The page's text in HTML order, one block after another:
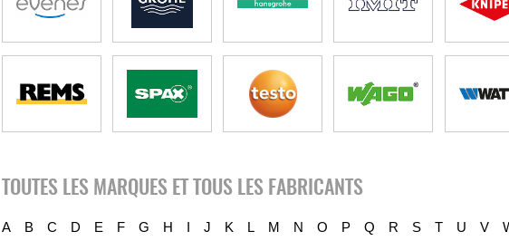
TOUTES LES MARQUES ET TOUS LES FABRICANTS
A B C D E F G H I J K L M N O P Q R S T U V